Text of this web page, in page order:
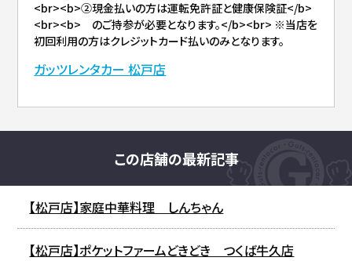
<br><b>②現金払いの方は運転免許証と健康保険証</b>
<br><b> のご持参が必要となります。</b><br> ※当店を
初回利用の方はクレジットカード払いのみとなります。
ガッツレンタカー 松戸店
この店舗の最新記事
【松戸店】家庭中華料理 しんちゃん
【松戸店】ポケットファームどきどき つくば牛久店